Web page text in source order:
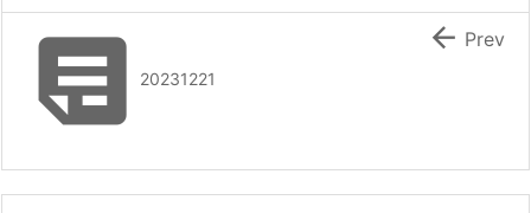
20231221
 Prev